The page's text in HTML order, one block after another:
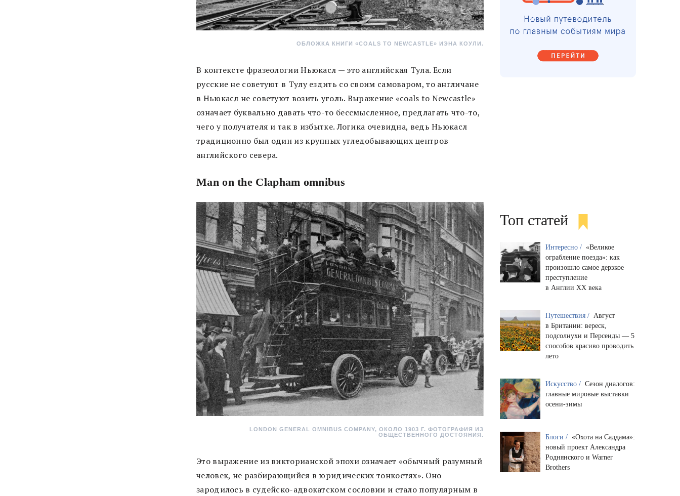
ОБЛОЖКА КНИГИ «COALS TO NEWCASTLE» ИЭНА КОУЛИ.
В контексте фразеологии Ньюкасл — это английская Тула. Если
русские не советуют в Тулу ездить со своим самоваром, то англичане
в Ньюкасл не советуют возить уголь. Выражение «coals to Newcastle»
означает буквально давать что-то бессмысленное, предлагать что-то,
чего у получателя и так в избытке. Логика очевидна, ведь Ньюкасл
традиционно был один из крупных угледобывающих центров
английского севера.
Man on the Clapham omnibus
LONDON GENERAL OMNIBUS COMPANY, ОКОЛО 1903 Г. ФОТОГРАФИЯ ИЗ
ОБЩЕСТВЕННОГО ДОСТОЯНИЯ.
Это выражение из викторианской эпохи означает «обычный разумный
человек, не разбирающийся в юридических тонкостях». Оно
зародилось в судейско-адвокатском сословии и стало популярным в
Топ статей
Интересно / «Великое
ограбление поезда»: как
произошло самое дерзкое
преступление
в Англии XX века
Путешествия / Август
в Британии: вереск,
подсолнухи и Персеиды — 5
способов красиво проводить
лето
Искусство / Сезон диалогов:
главные мировые выставки
осени-зимы
Блоги / «Охота на Саддама»:
новый проект Александра
Роднянского и Warner
Brothers